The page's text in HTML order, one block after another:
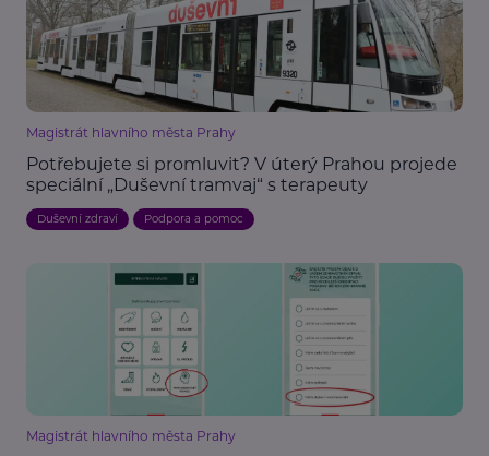
Magistrát hlavního města Prahy
Potřebujete si promluvit? V úterý Prahou projede
speciální „Duševní tramvaj“ s terapeuty
Duševní zdraví Podpora a pomoc
Magistrát hlavního města Prahy